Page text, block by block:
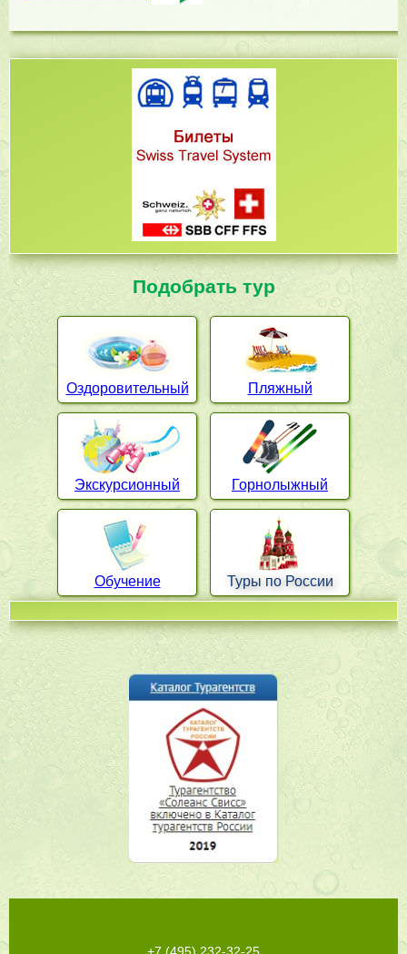
Подобрать тур
Оздоровительный Пляжный
Экскурсионный Горнолыжный
Обучение Туры по России
+7 (495) 232-32-25